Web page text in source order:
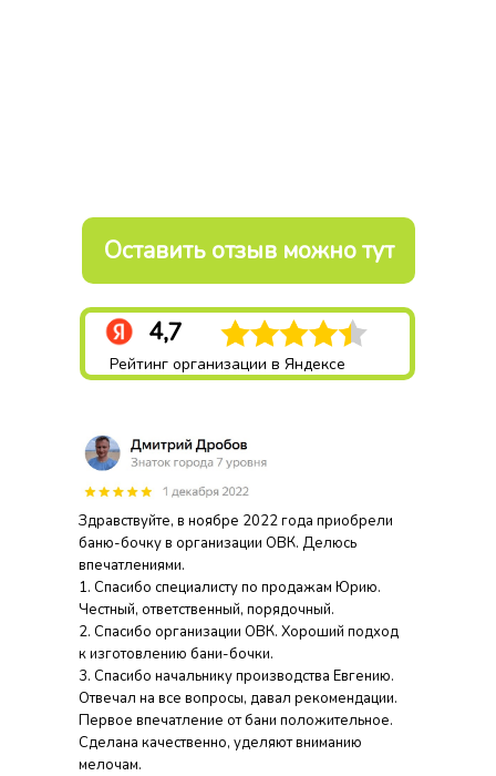
Оставить отзыв можно тут
Рейтинг организации в Яндексе
4,7
Здравствуйте, в ноябре 2022 года приобрели
баню-бочку в организации ОВК. Делюсь
впечатлениями.
1. Спасибо специалисту по продажам Юрию.
Честный, ответственный, порядочный.
2. Спасибо организации ОВК. Хороший подход
к изготовлению бани-бочки.
3. Спасибо начальнику производства Евгению.
Отвечал на все вопросы, давал рекомендации.
Первое впечатление от бани положительное.
Сделана качественно, уделяют вниманию
мелочам.